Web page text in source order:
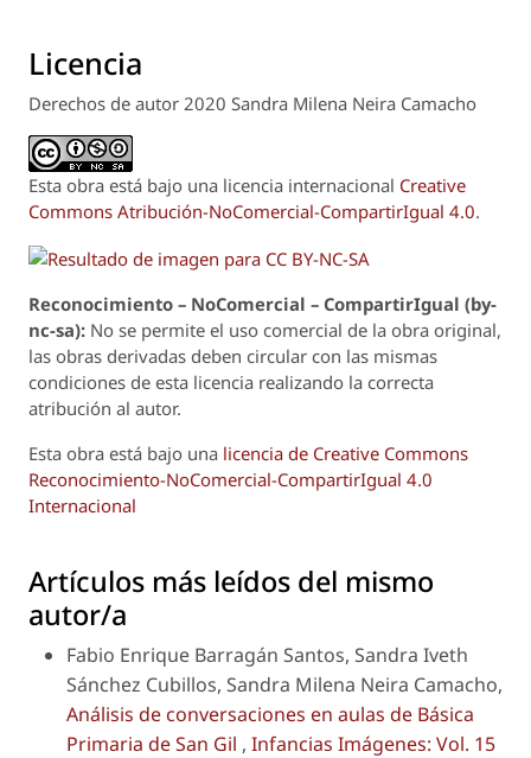
Licencia
Derechos de autor 2020 Sandra Milena Neira Camacho
Esta obra está bajo una licencia internacional Creative
Commons Atribución-NoComercial-CompartirIgual 4.0.
Reconocimiento – NoComercial – CompartirIgual (by-
nc-sa): No se permite el uso comercial de la obra original,
las obras derivadas deben circular con las mismas
condiciones de esta licencia realizando la correcta
atribución al autor.
Esta obra está bajo una licencia de Creative Commons
Reconocimiento-NoComercial-CompartirIgual 4.0
Internacional
Artículos más leídos del mismo
autor/a
Fabio Enrique Barragán Santos, Sandra Iveth
Sánchez Cubillos, Sandra Milena Neira Camacho,
Análisis de conversaciones en aulas de Básica
Primaria de San Gil , Infancias Imágenes: Vol. 15